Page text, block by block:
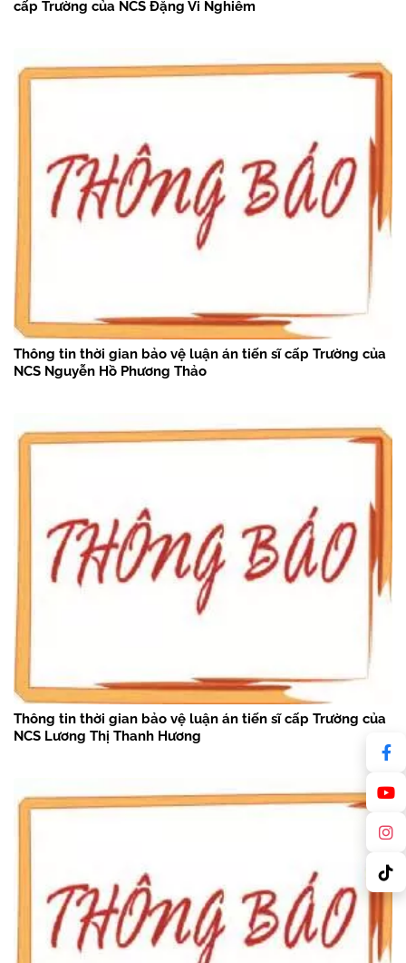
cấp Trường của NCS Đặng Vi Nghiêm
Thông tin thời gian bảo vệ luận án tiến sĩ cấp Trường của
NCS Nguyễn Hồ Phương Thảo
Thông tin thời gian bảo vệ luận án tiến sĩ cấp Trường của
NCS Lương Thị Thanh Hương